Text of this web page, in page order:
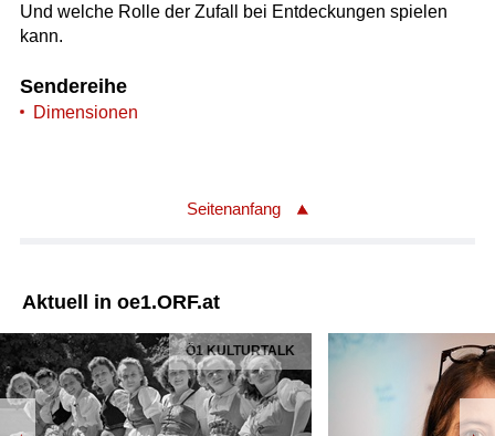
Und welche Rolle der Zufall bei Entdeckungen spielen
kann.
Sendereihe
Dimensionen
Seitenanfang
Aktuell in oe1.ORF.at
Ö1 KULTURTALK